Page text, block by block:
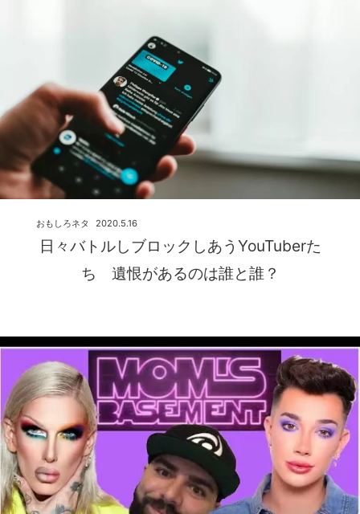
日々バトルしブロックしあうYouTuberた
ち 遺恨があるのは誰と誰？
2020.5.16
おもしろネタ